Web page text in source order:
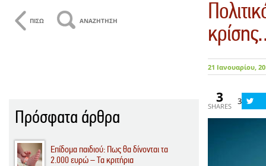
ΠΙΣΩ ΑΝΑΖΗΤΗΣΗ
21 Ιανουαρίου,
3
SHARES 3
Πρόσφατα άρθρα
Επίδομα παιδιού: Πως θα δίνονται τα
2.000 ευρώ – Τα κριτήρια